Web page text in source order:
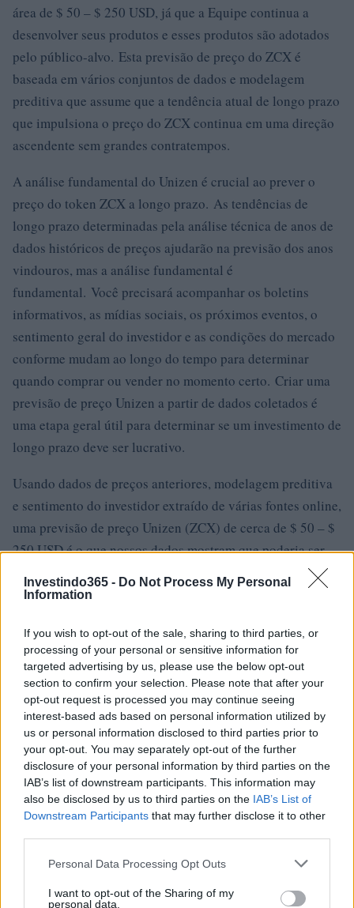
Investindo365 - Do Not Process My Personal
Information
If you wish to opt-out of the sale, sharing to third parties, or
processing of your personal or sensitive information for
targeted advertising by us, please use the below opt-out
section to confirm your selection. Please note that after your
opt-out request is processed you may continue seeing
interest-based ads based on personal information utilized by
us or personal information disclosed to third parties prior to
your opt-out. You may separately opt-out of the further
disclosure of your personal information by third parties on the
IAB’s list of downstream participants. This information may
also be disclosed by us to third parties on the IAB’s List of
Downstream Participants that may further disclose it to other
Please note that this website/app uses one or more Google
not limited to your visit or usage behaviour. You may click to
Personal Data Processing Opt Outs
I want to opt-out of the Sharing of my
personal data.
área de $ 50 – $ 250 USD, já que a Equipe continua a
desenvolver seus produtos e esses produtos são adotados
pelo público-alvo. Esta previsão de preço do ZCX é
baseada em vários conjuntos de dados e modelagem
preditiva que assume que a tendência atual de longo prazo
que impulsiona o preço do ZCX continua em uma direção
ascendente sem grandes contratempos.
A análise fundamental do Unizen é crucial ao prever o
preço do token ZCX a longo prazo. As tendências de
longo prazo determinadas pela análise técnica de anos de
dados históricos de preços ajudarão na previsão dos anos
vindouros, mas a análise fundamental é
fundamental. Você precisará acompanhar os boletins
informativos, as mídias sociais, os próximos eventos, o
sentimento geral do investidor e as condições do mercado
conforme mudam ao longo do tempo para determinar
quando comprar ou vender no momento certo. Criar uma
previsão de preço Unizen a partir de dados coletados é
uma etapa geral útil para determinar se um investimento de
longo prazo deve ser lucrativo.
Usando dados de preços anteriores, modelagem preditiva
e sentimento do investidor extraído de várias fontes online,
uma previsão de preço Unizen (ZCX) de cerca de $ 50 – $
250 USD é o que nossos dados mostram que poderia ser
possível em 2022-2025 dados os fundamentos do Unizen e
dados de preços anteriores do token ZCX.
Unizen (ZCX) é um bom investimento?
Ao decidir se Unizen (ZCX) é um bom investimento para
você, levar em consideração o risco e a recompensa é
crucial. Podemos prever o preço da ZCX tanto no curto
quanto no longo prazo, mas as expectativas precisam ser
razoáveis ​​para cada um. Acreditamos que a longo prazo a
ZCX apreciará os fundamentos do projeto Unizen e o
progresso que a equipe está fazendo em relação aos
objetivos e marcos do roteiro.
Usando a Análise Técnica, podemos prever qual pode ser o
de investimento de acordo. Usando níveis horizontais de